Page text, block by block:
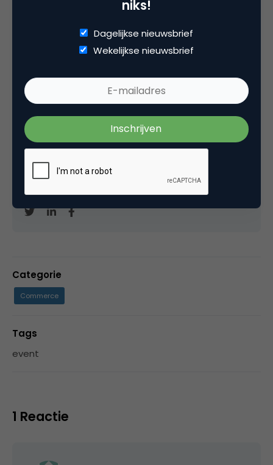
Marco Derksen
Partner bijUpstream
Oprichter/partner Upstream, Marketingfacts,
Arnhem Direct, SportNext, TravelNext, RvT VPRO,
Bestuur Luxor Live, social business, onderwijs,
fotografie en vader!
Categorie
Commerce
Tags
event
1 Reactie
niks!
Dagelijkse nieuwsbrief
Wekelijkse nieuwsbrief